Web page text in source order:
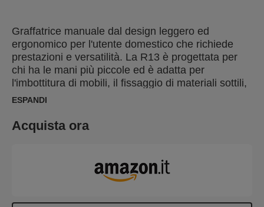
Graffatrice manuale dal design leggero ed
ergonomico per l'utente domestico che richiede
prestazioni e versatilità. La R13 è progettata per
chi ha le mani più piccole ed è adatta per
l'imbottitura di mobili, il fissaggio di materiali sottili,
tessuti, pelle, carta ed etichette. L'ergonomica R13
agli urti e parti operative in acciaio di alta qualità.
ESPANDI
Acquista ora